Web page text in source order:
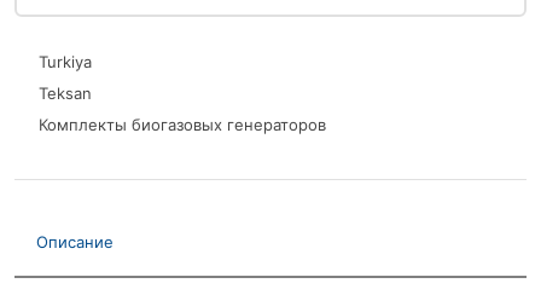
Turkiya
Teksan
Комплекты биогазовых генераторов
Описание